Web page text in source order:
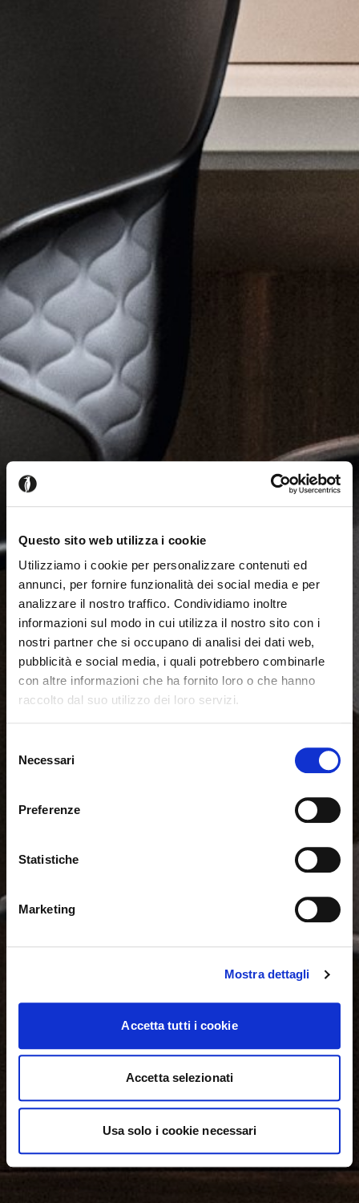
Questo sito web utilizza i cookie
Utilizziamo i cookie per personalizzare contenuti ed
annunci, per fornire funzionalità dei social media e per
analizzare il nostro traffico. Condividiamo inoltre
informazioni sul modo in cui utilizza il nostro sito con i
nostri partner che si occupano di analisi dei dati web,
pubblicità e social media, i quali potrebbero combinarle
con altre informazioni che ha fornito loro o che hanno
raccolto dal suo utilizzo dei loro servizi.
delNecessari
Preferenze
Statistiche
Marketing
Mostra dettagli
Accetta tutti i cookie
Accetta selezionati
Usa solo i cookie necessari
Seems like you’re browsing from Close
International. Would you like to switch to the site in